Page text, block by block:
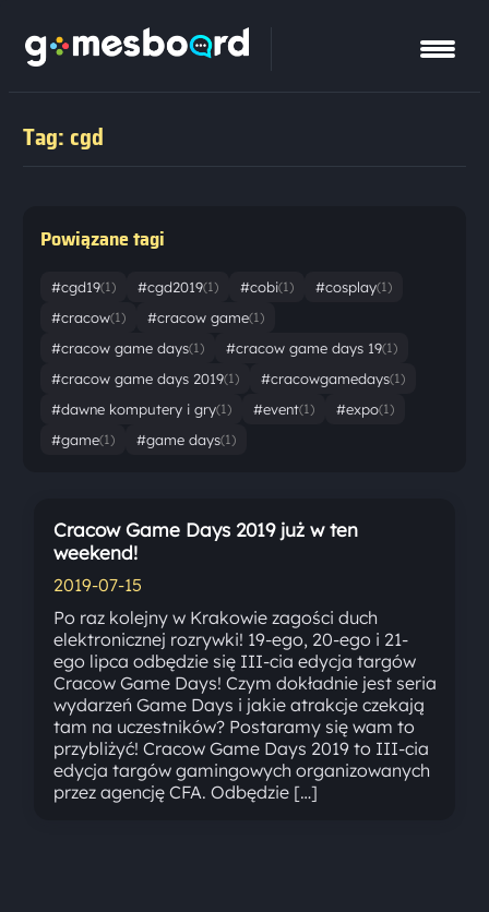
Tag: cgd
Powiązane tagi
#cgd19(1) #cgd2019(1) #cobi(1) #cosplay(1)
#cracow(1) #cracow game(1)
#cracow game days(1) #cracow game days 19(1)
#cracow game days 2019(1) #cracowgamedays(1)
#dawne komputery i gry(1) #event(1) #expo(1)
#game(1) #game days(1)
Cracow Game Days 2019 już w ten
weekend!
2019-07-15
Po raz kolejny w Krakowie zagości duch
elektronicznej rozrywki! 19-ego, 20-ego i 21-
ego lipca odbędzie się III-cia edycja targów
Cracow Game Days! Czym dokładnie jest seria
wydarzeń Game Days i jakie atrakcje czekają
tam na uczestników? Postaramy się wam to
przybliżyć! Cracow Game Days 2019 to III-cia
edycja targów gamingowych organizowanych
przez agencję CFA. Odbędzie […]